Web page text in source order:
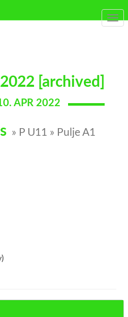
[archived]
APR 2022
» P U11 » Pulje A1